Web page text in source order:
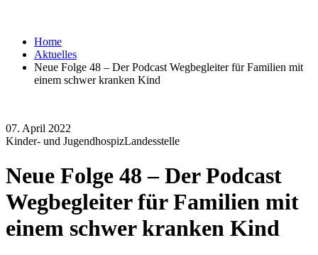
Home
Aktuelles
Neue Folge 48 – Der Podcast Wegbegleiter für Familien mit
einem schwer kranken Kind
07. April 2022
Kinder- und JugendhospizLandesstelle
Neue Folge 48 – Der Podcast
Wegbegleiter für Familien mit
einem schwer kranken Kind